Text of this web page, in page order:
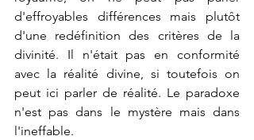
d'effroyables différences mais plutôt
d'une redéfinition des critères de la
divinité. Il n'était pas en conformité
avec la réalité divine, si toutefois on
peut ici parler de réalité. Le paradoxe
n'est pas dans le mystère mais dans
l'ineffable.